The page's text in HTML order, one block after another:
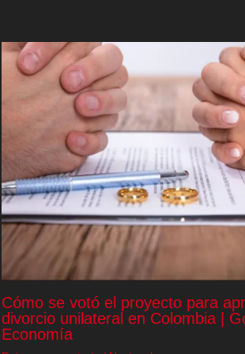
Cómo se votó el proyecto para
divorcio unilateral en Colombia |
Economía